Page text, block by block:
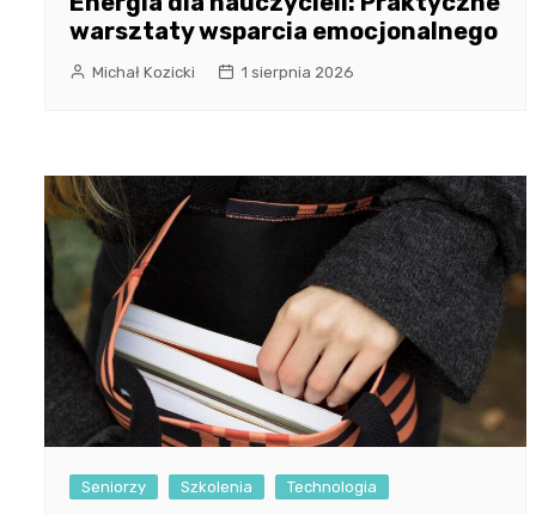
warsztaty wsparcia emocjonalnego
Michał Kozicki 1 sierpnia 2026
Seniorzy Szkolenia Technologia